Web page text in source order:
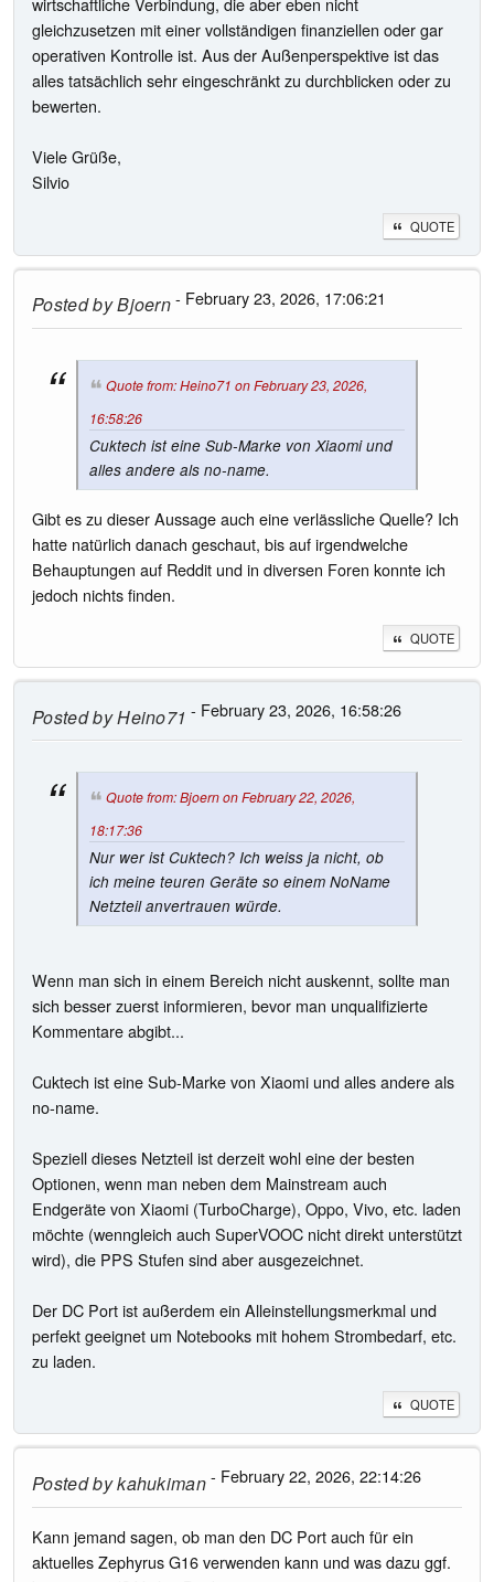
gleichzusetzen mit einer vollständigen finanziellen oder gar
operativen Kontrolle ist. Aus der Außenperspektive ist das
alles tatsächlich sehr eingeschränkt zu durchblicken oder zu
bewerten.
Viele Grüße,
Silvio
QUOTE
Posted byBjoern- February 23, 2026, 17:06:21
Quote from: Heino71 on February 23, 2026,
16:58:26
Cuktech ist eine Sub-Marke von Xiaomi und
alles andere als no-name.
Gibt es zu dieser Aussage auch eine verlässliche Quelle? Ich
hatte natürlich danach geschaut, bis auf irgendwelche
Behauptungen auf Reddit und in diversen Foren konnte ich
jedoch nichts finden.
QUOTE
Posted byHeino71 - February 23, 2026, 16:58:26
Quote from: Bjoern on February 22, 2026,
18:17:36
Nur wer ist Cuktech? Ich weiss ja nicht, ob
ich meine teuren Geräte so einem NoName
Netzteil anvertrauen würde.
Wenn man sich in einem Bereich nicht auskennt, sollte man
sich besser zuerst informieren, bevor man unqualifizierte
Kommentare abgibt...
Cuktech ist eine Sub-Marke von Xiaomi und alles andere als
no-name.
Speziell dieses Netzteil ist derzeit wohl eine der besten
Optionen, wenn man neben dem Mainstream auch
Endgeräte von Xiaomi (TurboCharge), Oppo, Vivo, etc. laden
möchte (wenngleich auch SuperVOOC nicht direkt unterstützt
wird), die PPS Stufen sind aber ausgezeichnet.
Der DC Port ist außerdem ein Alleinstellungsmerkmal und
perfekt geeignet um Notebooks mit hohem Strombedarf, etc.
zu laden.
QUOTE
Posted bykahukiman- February 22, 2026, 22:14:26
Kann jemand sagen, ob man den DC Port auch für ein
aktuelles Zephyrus G16 verwenden kann und was dazu ggf.